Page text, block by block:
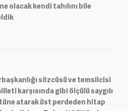
olacak kendi tahılını bile
sözcüsü ve temsilcisi
karşısında gibi ölçülü saygılı
atarak üst perdeden hitap